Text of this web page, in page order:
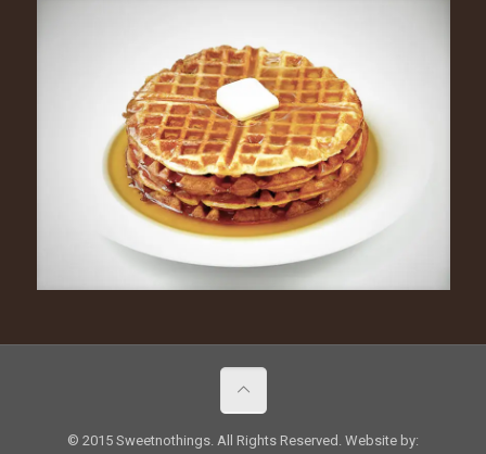
© 2015 Sweetnothings. All Rights Reserved. Website by: